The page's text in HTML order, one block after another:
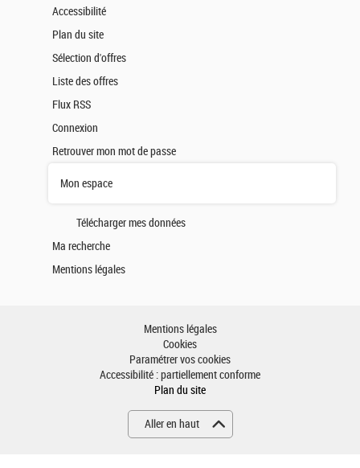
Accessibilité
Plan du site
Sélection d'offres
Liste des offres
Flux RSS
Connexion
Retrouver mon mot de passe
Mon espace
Télécharger mes données
Ma recherche
Mentions légales
Mentions légales
Cookies
Paramétrer vos cookies
Accessibilité : partiellement conforme
Plan du site
Aller en haut